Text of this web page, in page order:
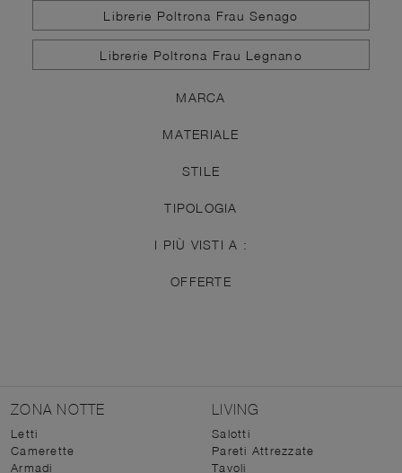
Librerie Poltrona Frau Senago
Librerie Poltrona Frau Legnano
MARCA
MATERIALE
STILE
TIPOLOGIA
I PIÙ VISTI A :
OFFERTE
ZONA NOTTE
Letti
Camerette
Armadi
LIVING
Salotti
Pareti Attrezzate
Tavoli